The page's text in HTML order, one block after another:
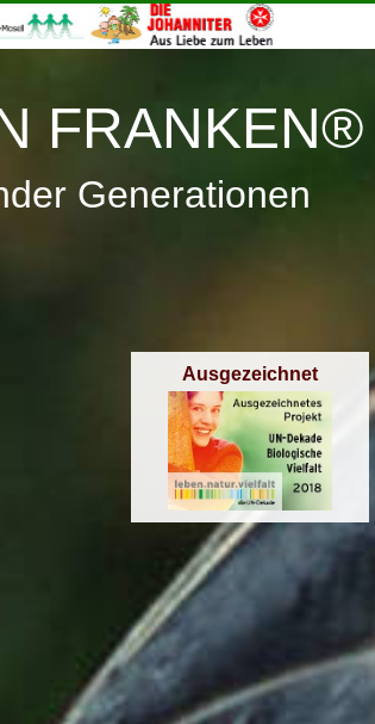
Menü
FRANKEN®
Generationen
Ausgezeichnet